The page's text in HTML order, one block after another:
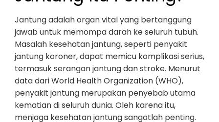
Jantung adalah organ vital yang bertanggung
jawab untuk memompa darah ke seluruh tubuh.
Masalah kesehatan jantung, seperti penyakit
jantung koroner, dapat memicu komplikasi serius,
termasuk serangan jantung dan stroke. Menurut
data dari World Health Organization (WHO),
penyakit jantung merupakan penyebab utama
kematian di seluruh dunia. Oleh karena itu,
menjaga kesehatan jantung sangatlah penting.